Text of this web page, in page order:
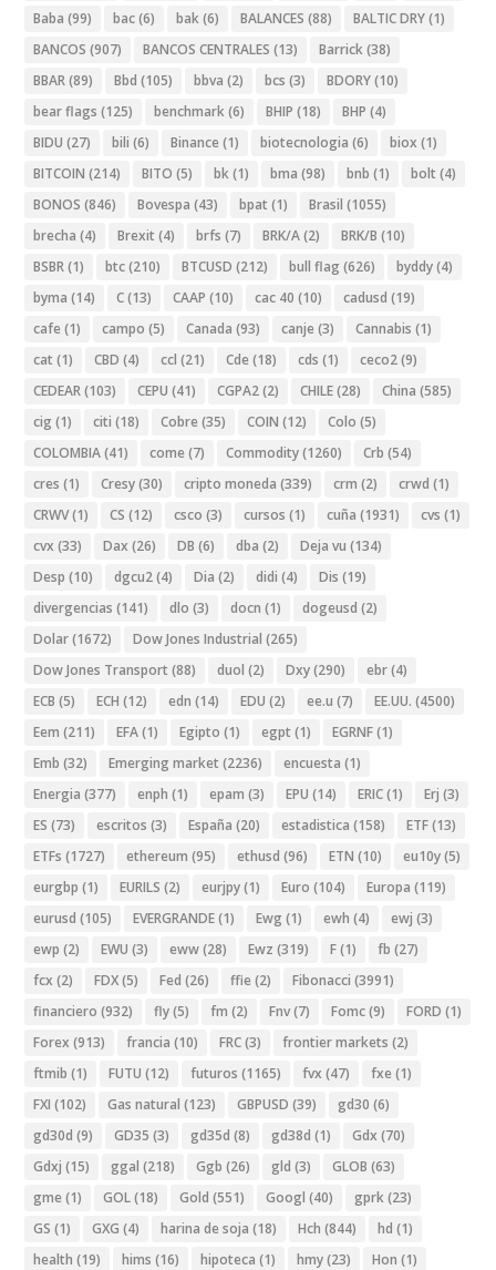
Baba (99) bac(6) bak(6) BALANCES (88) BALTIC DRY(1)
BANCOS (907) BANCOS CENTRALES (13) Barrick(38)
BBAR(89) Bbd (105) bbva (2) bcs (3) BDORY(10)
bear flags (125) benchmark(6) BHIP (18) BHP (4)
BIDU (27) bili (6) Binance (1) biotecnologia (6) biox (1)
BITCOIN (214) BITO (5) bk(1) bma (98) bnb (1) bolt (4)
BONOS (846) Bovespa (43) bpat (1) Brasil (1055)
brecha (4) Brexit (4) brfs (7) BRK/A(2) BRK/B (10)
BSBR(1) btc(210) BTCUSD (212) bull flag (626) byddy(4)
byma (14) C(13) CAAP (10) cac 40 (10) cadusd (19)
cafe (1) campo (5) Canada (93) canje (3) Cannabis (1)
cat (1) CBD (4) ccl (21) Cde (18) cds (1) ceco2(9)
CEDEAR(103) CEPU (41) CGPA2(2) CHILE(28) China (585)
cig (1) citi (18) Cobre (35) COIN (12) Colo (5)
COLOMBIA(41) come (7) Commodity(1260) Crb (54)
cres (1) Cresy(30) cripto moneda (339) crm (2) crwd (1)
CRWV(1) CS (12) csco (3) cursos (1) cuña (1931) cvs (1)
cvx (33) Dax (26) DB (6) dba (2) Deja vu (134)
Desp (10) dgcu2(4) Dia (2) didi (4) Dis (19)
divergencias (141) dlo (3) docn (1) dogeusd (2)
Dolar(1672) Dow Jones Industrial (265)
Dow Jones Transport (88) duol (2) Dxy(290) ebr(4)
ECB (5) ECH (12) edn (14) EDU (2) ee.u (7) EE.UU. (4500)
Eem (211) EFA(1) Egipto (1) egpt (1) EGRNF(1)
Emb (32) Emerging market (2236) encuesta (1)
Energia (377) enph (1) epam (3) EPU (14) ERIC(1) Erj (3)
ES (73) escritos (3) España (20) estadistica (158) ETF(13)
ETFs (1727) ethereum (95) ethusd (96) ETN (10) eu10y(5)
eurgbp (1) EURILS (2) eurjpy(1) Euro (104) Europa (119)
eurusd (105) EVERGRANDE(1) Ewg (1) ewh (4) ewj (3)
ewp (2) EWU (3) eww(28) Ewz (319) F(1) fb (27)
fcx (2) FDX(5) Fed (26) ffie (2) Fibonacci (3991)
financiero (932) fly(5) fm (2) Fnv(7) Fomc(9) FORD (1)
Forex (913) francia (10) FRC(3) frontier markets (2)
ftmib (1) FUTU (12) futuros (1165) fvx (47) fxe (1)
FXI (102) Gas natural (123) GBPUSD (39) gd30 (6)
gd30d (9) GD35 (3) gd35d (8) gd38d (1) Gdx (70)
Gdxj (15) ggal (218) Ggb (26) gld (3) GLOB (63)
gme (1) GOL(18) Gold (551) Googl (40) gprk(23)
GS (1) GXG (4) harina de soja (18) Hch (844) hd (1)
health (19) hims (16) hipoteca (1) hmy(23) Hon (1)